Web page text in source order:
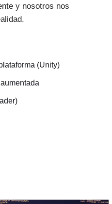
y nosotros nos
(Unity)